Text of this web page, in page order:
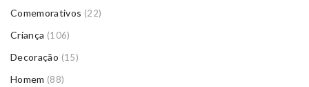
Comemorativos (22)
Criança (106)
Decoração (15)
Homem (88)